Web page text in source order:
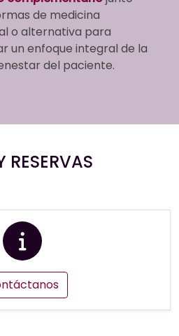
de medicina
o alternativa para
un enfoque integral de la
del paciente.
RESERVAS